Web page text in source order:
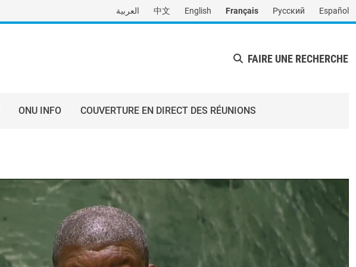
العربية 中文 English Français Русский Español
FAIRE UNE RECHERCHE
ONU INFO COUVERTURE EN DIRECT DES RÉUNIONS